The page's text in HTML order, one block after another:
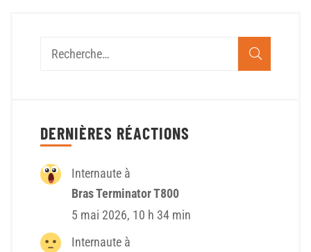
DERNIÈRES RÉACTIONS
Internaute à
Bras Terminator T800
5 mai 2026, 10 h 34 min
Internaute à